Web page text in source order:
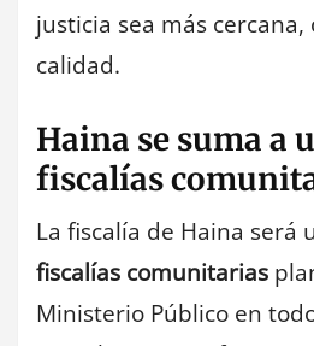
justicia sea más
calidad.
Haina se suma a
fiscalías
La fiscalía de Haina será
fiscalías comunitarias
Ministerio Público en